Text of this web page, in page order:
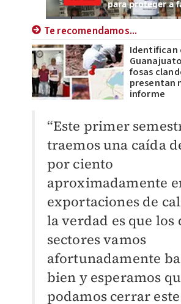
Te recomendamos...
Identifican
fosas
presentan
informe
“Este primer
traemos una caída
por ciento
aproximadamente
exportaciones de
la verdad es que los
sectores vamos
afortunadamente
bien y esperamos
podamos cerrar